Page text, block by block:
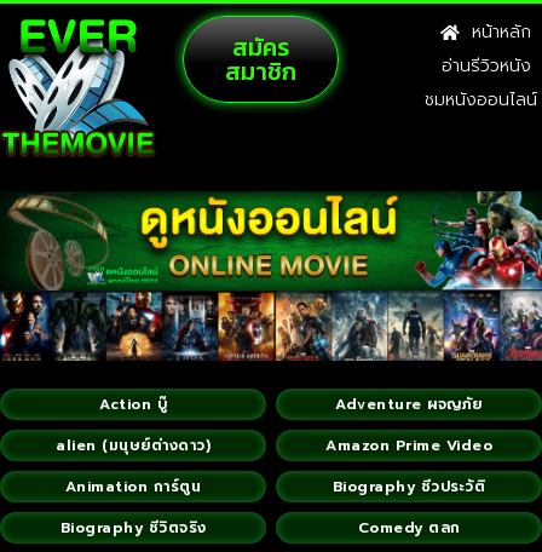
สมัคร
สมาชิก
หน้าหลัก
อ่านรีวิวหนัง
ชมหนังออนไลน์
Action บู๊
Adventure ผจญภัย
alien (มนุษย์ต่างดาว)
Amazon Prime Video
Animation การ์ตูน
Biography ชีวประวัติ
Biography ชีวิตจริง
Comedy ตลก